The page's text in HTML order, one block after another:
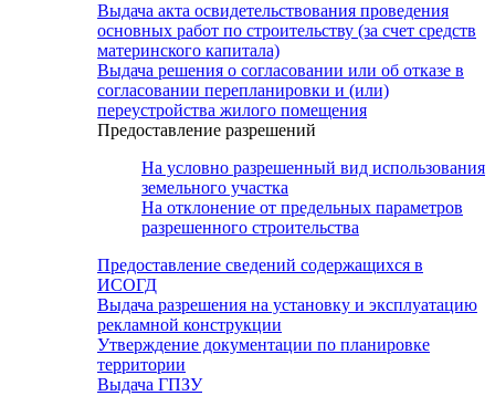
Выдача акта освидетельствования проведения
основных работ по строительству (за счет средств
материнского капитала)
Выдача решения о согласовании или об отказе в
согласовании перепланировки и (или)
переустройства жилого помещения
Предоставление разрешений
На условно разрешенный вид использования
земельного участка
На отклонение от предельных параметров
разрешенного строительства
Предоставление сведений содержащихся в
ИСОГД
Выдача разрешения на установку и эксплуатацию
рекламной конструкции
Утверждение документации по планировке
территории
Выдача ГПЗУ